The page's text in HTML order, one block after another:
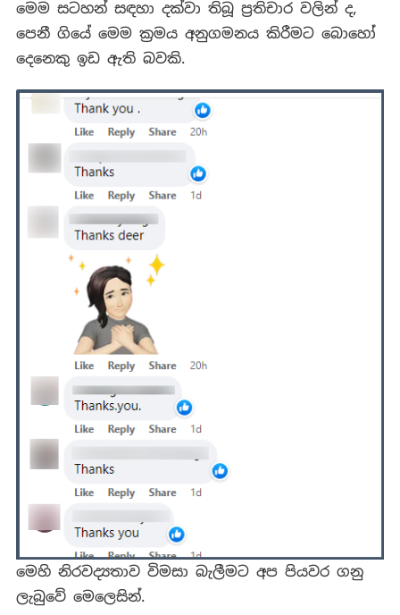
මෙම සටහන් සඳහා දක්වා තිබූ ප්‍රතිචාර වලින් ද,
පෙනී ගියේ මෙම ක්‍රමය අනුගමනය කිරීමට බොහෝ
දෙනෙකු ඉඩ ඇති බවකි.
මෙහි නිරවද්‍යතාව විමසා බැලීමට අප පියවර ගනු
ලැබුවේ මෙලෙසින්.